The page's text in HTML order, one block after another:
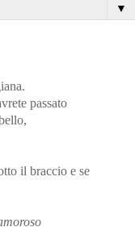
▼
passato
il braccio e se